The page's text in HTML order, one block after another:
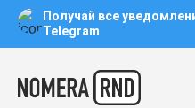
Получай все
Telegram